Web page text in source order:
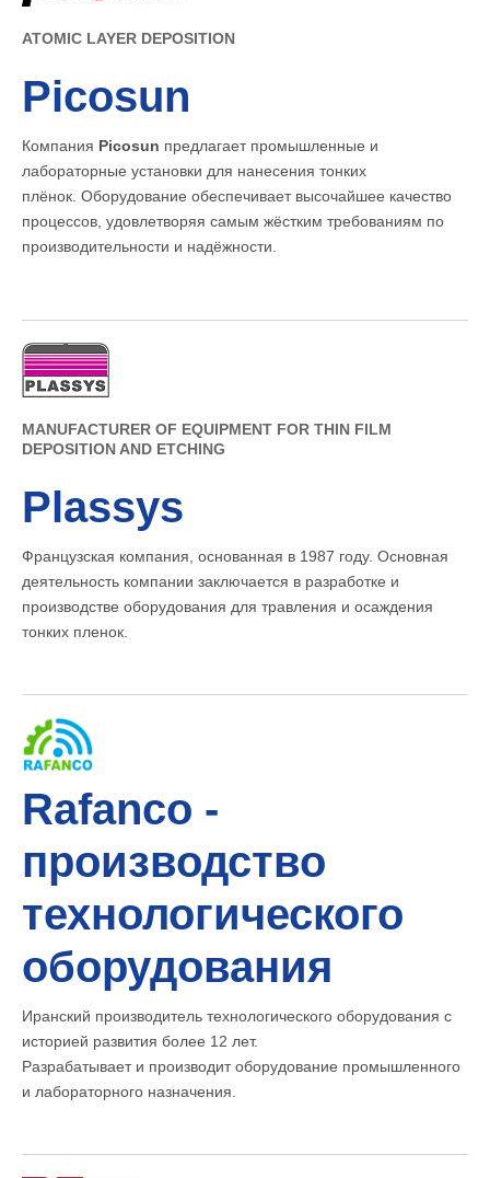
ATOMIC LAYER DEPOSITION
Picosun
Компания Picosun предлагает промышленные и
лабораторные установки для нанесения тонких
плёнок. Оборудование обеспечивает высочайшее качество
процессов, удовлетворяя самым жёстким требованиям по
производительности и надёжности.
MANUFACTURER OF EQUIPMENT FOR THIN FILM
DEPOSITION AND ETCHING
Plassys
Французская компания, основанная в 1987 году. Основная
деятельность компании заключается в разработке и
производстве оборудования для травления и осаждения
тонких пленок.
Rafanco -
производство
технологического
оборудования
Иранский производитель технологического оборудования с
историей развития более 12 лет.
Разрабатывает и производит оборудование промышленного
и лабораторного назначения.